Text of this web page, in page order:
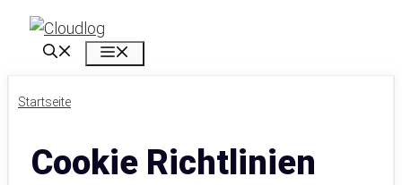
Zum
Inhalt
Startseite
Cookie Richtlinien